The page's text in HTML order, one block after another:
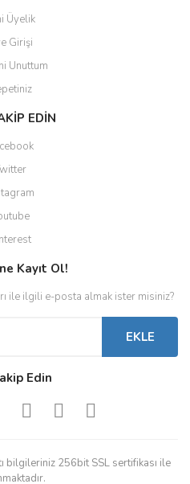
Üyelik
Girişi
Unuttum
EDİN
Kayıt Ol!
ile ilgili e-posta almak ister misiniz?
EKLE
Edin
bilgileriniz 256bit SSL sertifikası ile